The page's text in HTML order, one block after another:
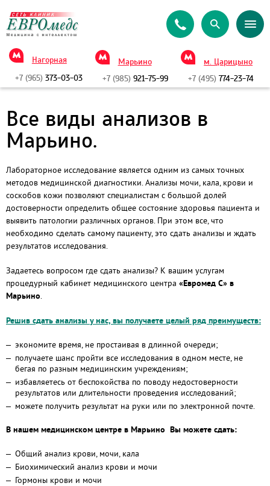
Нагорная
+7 (965) 373-03-03
Марьино
+7 (985)921-75-99
м. Царицыно
+7 (495) 774-23-74
Все виды анализов в
Марьино.
Лабораторное исследование является одним из самых точных
методов медицинской диагностики. Анализы мочи, кала, крови и
соскобов кожи позволяют специалистам с большой долей
достоверности определить общее состояние здоровья пациента и
выявить патологии различных органов. При этом все, что
необходимо сделать самому пациенту, это сдать анализы и ждать
результатов исследования.
Задаетесь вопросом где сдать анализы? К вашим услугам
процедурный кабинет медицинского центра «Евромед С» в
Марьино.
Решив сдать анализы у нас, вы получаете целый ряд преимуществ:
экономите время, не простаивая в длинной очереди;
получаете шанс пройти все исследования в одном месте, не
бегая по разным медицинским учреждениям;
избавляетесь от беспокойства по поводу недостоверности
результатов или длительности проведения исследований;
можете получить результат на руки или по электронной почте.
В нашем медицинском центре в Марьино Вы можете сдать:
Общий анализ крови, мочи, кала
Биохимический анализ крови и мочи
Гормоны крови и мочи